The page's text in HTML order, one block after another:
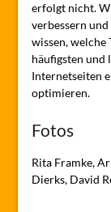
erfolgt nicht.
verbessern
wissen, welche
häufigsten und
Internetseiten
optimieren.
Fotos
Rita Framke,
Dierks, David